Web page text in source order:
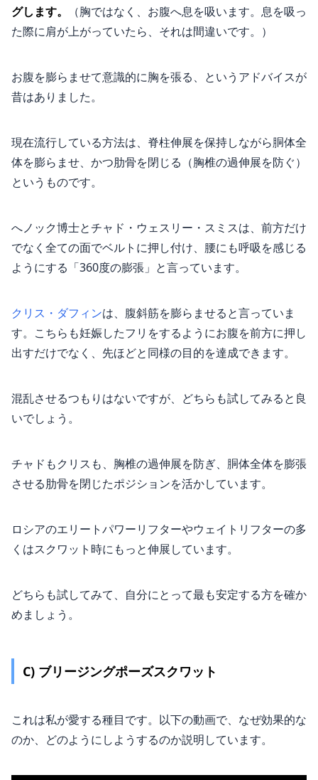
グします。
（胸ではなく、お腹へ息を吸います。息を吸っ
た際に肩が上がっていたら、それは間違いです。）
お腹を膨らませて意識的に胸を張る、というアドバイスが
昔はありました。
現在流行している方法は、脊柱伸展を保持しながら胴体全
体を膨らませ、かつ肋骨を閉じる（胸椎の過伸展を防ぐ）
というものです。
へノック博士とチャド・ウェスリー・スミスは、前方だけ
でなく全ての面でベルトに押し付け、腰にも呼吸を感じる
ようにする「360度の膨張」と言っています。
クリス・ダフィンは、腹斜筋を膨らませると言っていま
す。こちらも妊娠したフリをするようにお腹を前方に押し
出すだけでなく、先ほどと同様の目的を達成できます。
混乱させるつもりはないですが、どちらも試してみると良
いでしょう。
チャドもクリスも、胸椎の過伸展を防ぎ、胴体全体を膨張
させる肋骨を閉じたポジションを活かしています。
ロシアのエリートパワーリフターやウェイトリフターの多
くはスクワット時にもっと伸展しています。
どちらも試してみて、自分にとって最も安定する方を確か
めましょう。
C) ブリージングポーズスクワット
これは私が愛する種目です。以下の動画で、なぜ効果的な
のか、どのようにしようするのか説明しています。